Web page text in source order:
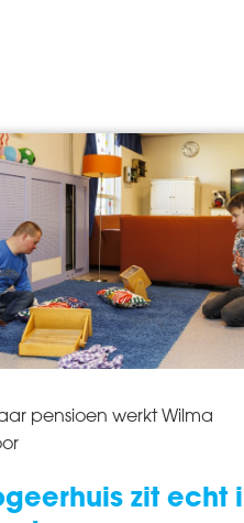
pensioen werkt Wilma
zit echt